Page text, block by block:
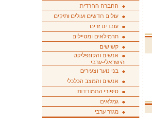
החברה החרדית
עולים חדשים ועולים ותיקים
עובדים זרים
תרמילאים ומטיילים
קשישים
אנשים והקונפליקט
הישראלי-ערבי
בני נוער וצעירים
אנשים והמצב הכלכלי
סיפורי התמודדות
גמלאים
מגזר ערבי